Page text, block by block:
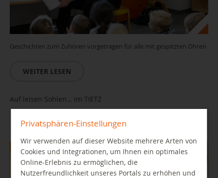
Geschichten zum Zuhören vorgetragen für alle mit gespitzten Ohren
WEITER LESEN
Auf leisen Sohlen… im TIETZ
11.08.2026 16:30 Uhr
Privatsphären-Einstellungen
Wir verwenden auf dieser Website mehrere Arten von
Cookies und Integrationen, um Ihnen ein optimales
Online-Erlebnis zu ermöglichen, die
Nutzerfreundlichkeit unseres Portals zu erhöhen und